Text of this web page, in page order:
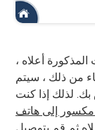
أعلاه ،
من ذلك ، سيتم
بك. لذلك إذا كنت
مكسور إلى هاتف